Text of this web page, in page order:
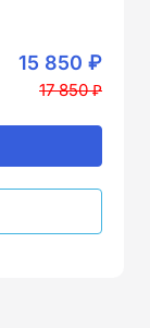
15 850 ₽
17 850 ₽